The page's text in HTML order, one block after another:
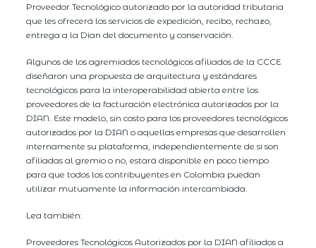
Proveedor Tecnológico autorizado por la autoridad tributaria
que les ofrecerá los servicios de expedición, recibo, rechazo,
entrega a la Dian del documento y conservación.
Algunos de los agremiados tecnológicos afiliados de la CCCE
diseñaron una propuesta de arquitectura y estándares
tecnológicos para la interoperabilidad abierta entre los
proveedores de la facturación electrónica autorizados por la
DIAN. Este modelo, sin costo para los proveedores tecnológicos
autorizados por la DIAN o aquellas empresas que desarrollen
internamente su plataforma, independientemente de si son
afiliadas al gremio o no, estará disponible en poco tiempo
para que todos los contribuyentes en Colombia puedan
utilizar mutuamente la información intercambiada.
Lea también:
Proveedores Tecnológicos Autorizados por la DIAN afiliados a